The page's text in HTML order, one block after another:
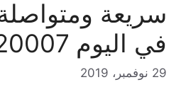
في اليوم 92220007